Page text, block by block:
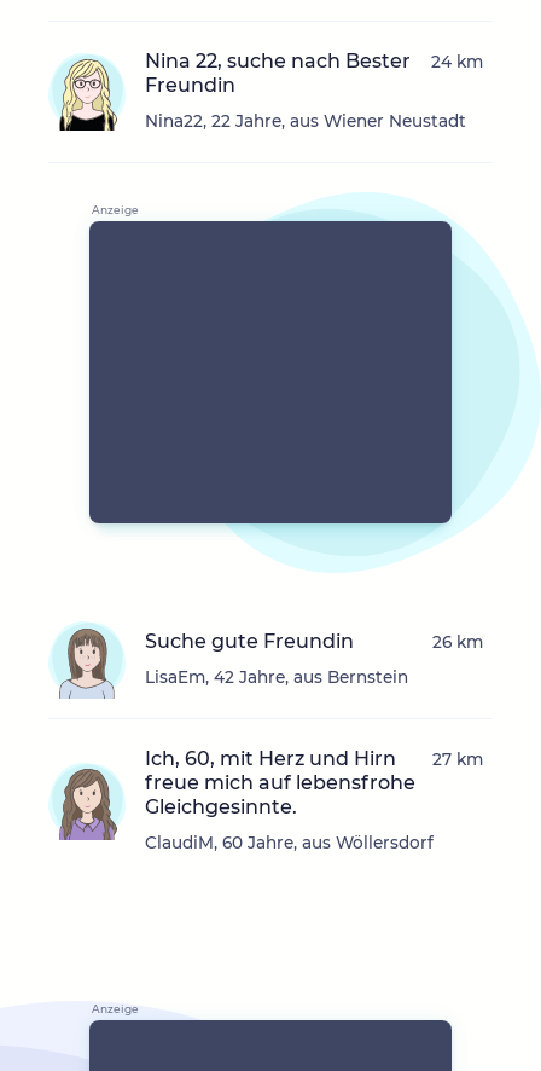
Nina 22, suche nach Bester
Freundin
Nina22, 22 Jahre, aus Wiener Neustadt
24 km
Suche gute Freundin
LisaEm, 42 Jahre, aus Bernstein
26 km
Ich, 60, mit Herz und Hirn
freue mich auf lebensfrohe
Gleichgesinnte.
ClaudiM, 60 Jahre, aus Wöllersdorf
27 km